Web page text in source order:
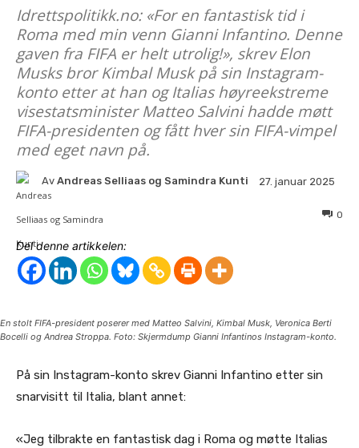
Idrettspolitikk.no: «For en fantastisk tid i
Roma med min venn Gianni Infantino. Denne
gaven fra FIFA er helt utrolig!», skrev Elon
Musks bror Kimbal Musk på sin Instagram-
konto etter at han og Italias høyreekstreme
visestatsminister Matteo Salvini hadde møtt
FIFA-presidenten og fått hver sin FIFA-vimpel
med eget navn på.
Av Andreas Selliaas og Samindra Kunti 27. januar 2025
0
Del denne artikkelen:
En stolt FIFA-president poserer med Matteo Salvini, Kimbal Musk, Veronica Berti
Bocelli og Andrea Stroppa. Foto: Skjermdump Gianni Infantinos Instagram-konto.
På sin Instagram-konto skrev Gianni Infantino etter sin
snarvisitt til Italia, blant annet:
«Jeg tilbrakte en fantastisk dag i Roma og møtte Italias